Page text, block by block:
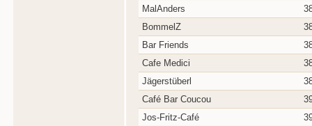
MalAnders
BommelZ
Bar Friends
Cafe Medici
Jägerstüberl
Café Bar Coucou
Jos-Fritz-Café